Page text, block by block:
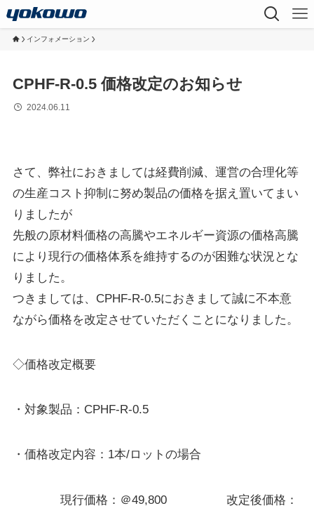
インフォメーション
CPHF-R-0.5 価格改定のお知らせ
2024.06.11
さて、弊社におきましては経費削減、運営の合理化等
の生産コスト抑制に努め製品の価格を据え置いてまい
りましたが
先般の原材料価格の高騰やエネルギー資源の価格高騰
により現行の価格体系を維持するのが困難な状況とな
りました。
つきましては、CPHF-R-0.5におきまして誠に不本意
ながら価格を改定させていただくことになりました。
◇価格改定概要
・対象製品：CPHF-R-0.5
・価格改定内容：1本/ロットの場合
現行価格：＠49,800 改定後価格：